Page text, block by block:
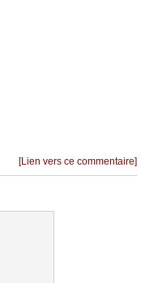
[Lien vers ce commentaire]